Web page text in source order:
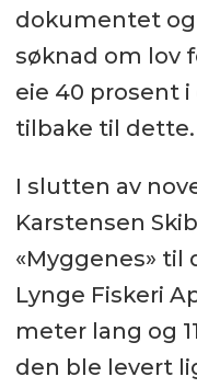
dokumentet
søknad om lov
eie 40 prosent
tilbake til dette.
I slutten av
Karstensen
«Myggenes» til
Lynge Fiskeri
meter lang og
den ble levert